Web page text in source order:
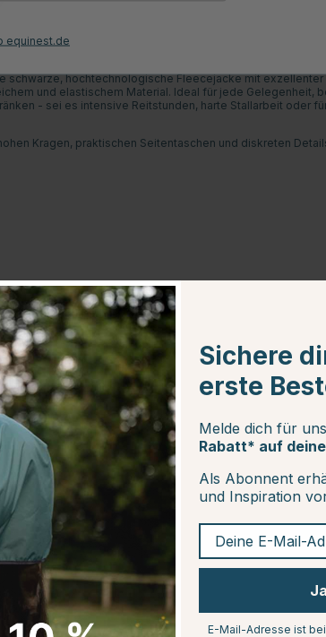
schwarze, hochtechnologische Fleecejacke mit exzellenter
und elastischem Material. Ideal für jede Gelegenheit,
- sei es intensive Reitstunden, harte Stallarbeit oder
Kragen, praktischen Seitentaschen und diskreten
30
equinest.de
Sichere
erste
Melde dich für
Rabatt* auf
Als Abonnent
und Inspiration
Deine E-Mail-
E-Mail-Adresse ist